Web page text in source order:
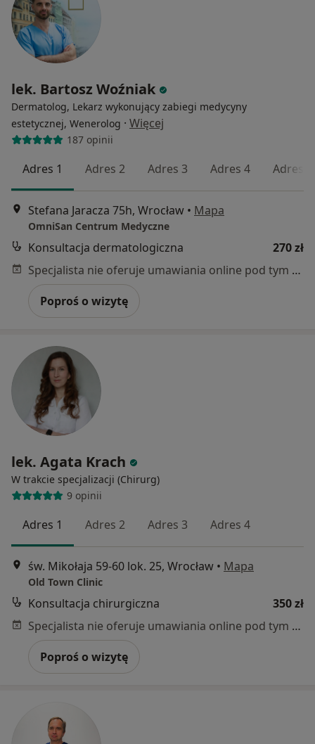
lek. Bartosz Woźniak
Dermatolog, Lekarz wykonujący zabiegi medycyny
estetycznej, Wenerolog · Więcej
187 opinii
Adres 1 Adres 2 Adres 3 Adres 4 Adres 5
Stefana Jaracza 75h, Wrocław • Mapa
OmniSan Centrum Medyczne
Konsultacja dermatologiczna
270 zł
Specjalista nie oferuje umawiania online pod tym adresem.
Poproś o wizytę
lek. Agata Krach
W trakcie specjalizacji (Chirurg)
9 opinii
Adres 1 Adres 2 Adres 3 Adres 4
św. Mikołaja 59-60 lok. 25, Wrocław • Mapa
Old Town Clinic
Konsultacja chirurgiczna
350 zł
Specjalista nie oferuje umawiania online pod tym adresem.
Poproś o wizytę